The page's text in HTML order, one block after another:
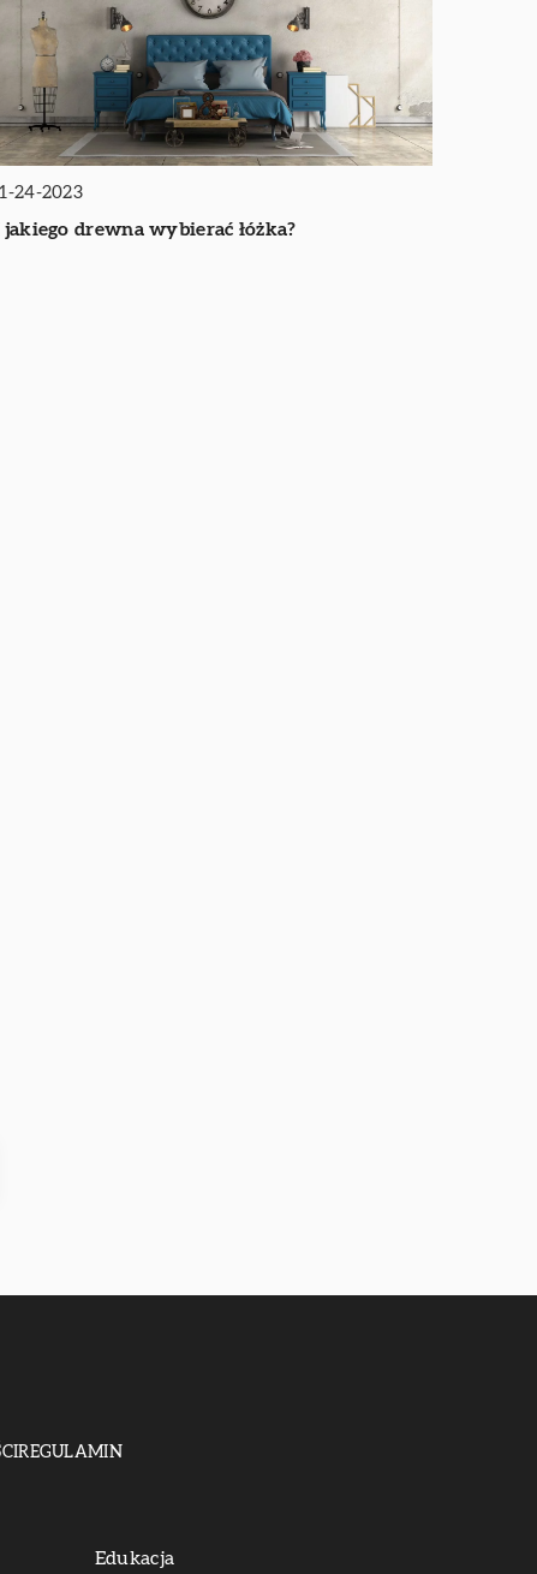
24-2023
jakiego drewna wybierać łóżka?
REGULAMIN
Edukacja